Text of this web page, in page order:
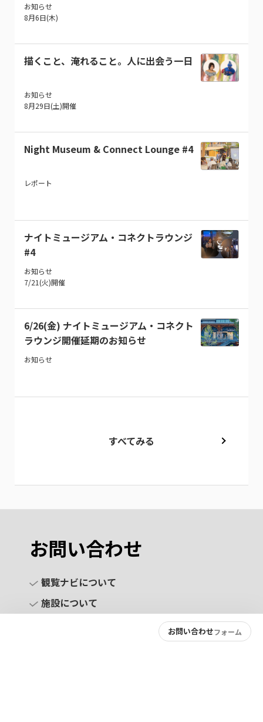
お問い合わせフォーム
お知らせ
8月6日(木)
描くこと、淹れること。人に出会う一日
お知らせ
8月29日(土)開催
Night Museum & Connect Lounge #4
レポート
ナイトミュージアム・コネクトラウンジ
#4
お知らせ
7/21(火)開催
6/26(金) ナイトミュージアム・コネクト
ラウンジ開催延期のお知らせ
お知らせ
すべてみる
お問い合わせ
観覧ナビについて
施設について